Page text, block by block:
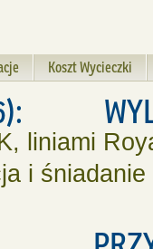
Koszt Wycieczki
liniami
i śniadanie